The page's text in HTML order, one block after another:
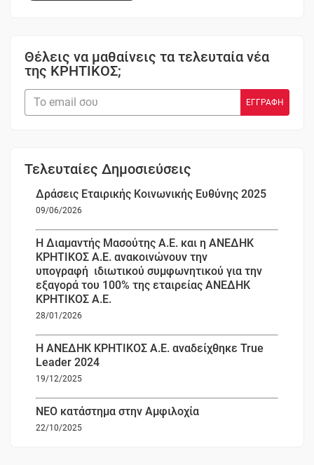
Θέλεις να μαθαίνεις τα τελευταία νέα
της ΚΡΗΤΙΚΟΣ;
Τελευταίες Δημοσιεύσεις
Δράσεις Εταιρικής Κοινωνικής Ευθύνης 2025
09/06/2026
Η Διαμαντής Μασούτης Α.Ε. και η ΑΝΕΔΗΚ
ΚΡΗΤΙΚΟΣ Α.Ε. ανακοινώνουν την
υπογραφή ιδιωτικού συμφωνητικού για την
εξαγορά του 100% της εταιρείας ΑΝΕΔΗΚ
ΚΡΗΤΙΚΟΣ Α.Ε.
28/01/2026
Η ΑΝΕΔΗΚ ΚΡΗΤΙΚΟΣ Α.Ε. αναδείχθηκε True
Leader 2024
19/12/2025
ΝΕΟ κατάστημα στην Αμφιλοχία
22/10/2025